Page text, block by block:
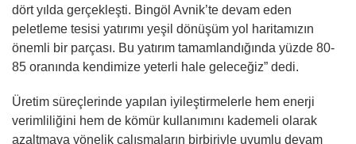
dört yılda gerçekleşti. Bingöl Avnik’te devam eden
peletleme tesisi yatırımı yeşil dönüşüm yol haritamızın
önemli bir parçası. Bu yatırım tamamlandığında yüzde 80-
85 oranında kendimize yeterli hale geleceğiz” dedi.
Üretim süreçlerinde yapılan iyileştirmelerle hem enerji
verimliliğini hem de kömür kullanımını kademeli olarak
azaltmaya yönelik çalışmaların birbiriyle uyumlu devam